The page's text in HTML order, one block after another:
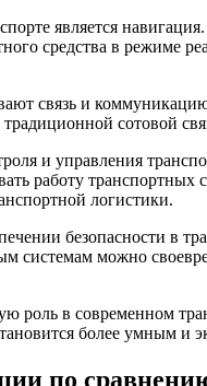
является
средства в режиме
связь и
сотовой
и управления
работу
логистики.
безопасности в
системам можно
роль в современном
более умным и
по